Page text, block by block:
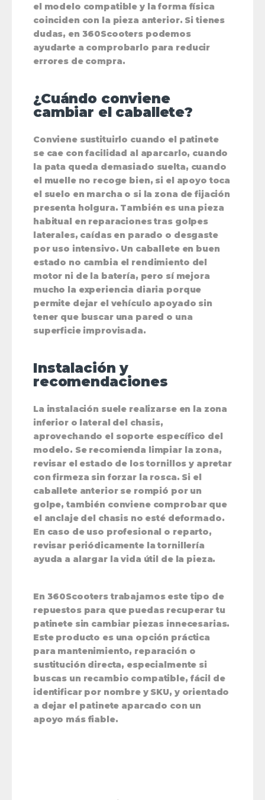
el modelo compatible y la forma física
coinciden con la pieza anterior. Si tienes
dudas, en 360Scooters podemos
ayudarte a comprobarlo para reducir
errores de compra.
¿Cuándo conviene
cambiar el caballete?
Conviene sustituirlo cuando el patinete
se cae con facilidad al aparcarlo, cuando
la pata queda demasiado suelta, cuando
el muelle no recoge bien, si el apoyo toca
el suelo en marcha o si la zona de fijación
presenta holgura. También es una pieza
habitual en reparaciones tras golpes
laterales, caídas en parado o desgaste
por uso intensivo. Un caballete en buen
estado no cambia el rendimiento del
motor ni de la batería, pero sí mejora
mucho la experiencia diaria porque
permite dejar el vehículo apoyado sin
tener que buscar una pared o una
superficie improvisada.
Instalación y
recomendaciones
La instalación suele realizarse en la zona
inferior o lateral del chasis,
aprovechando el soporte específico del
modelo. Se recomienda limpiar la zona,
revisar el estado de los tornillos y apretar
con firmeza sin forzar la rosca. Si el
caballete anterior se rompió por un
golpe, también conviene comprobar que
el anclaje del chasis no esté deformado.
En caso de uso profesional o reparto,
revisar periódicamente la tornillería
ayuda a alargar la vida útil de la pieza.
En 360Scooters trabajamos este tipo de
repuestos para que puedas recuperar tu
patinete sin cambiar piezas innecesarias.
Este producto es una opción práctica
para mantenimiento, reparación o
sustitución directa, especialmente si
buscas un recambio compatible, fácil de
identificar por nombre y SKU, y orientado
a dejar el patinete aparcado con un
apoyo más fiable.